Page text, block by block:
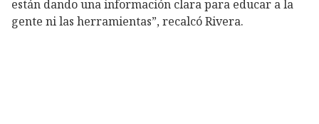
están dando una información clara para educar a la
gente ni las herramientas”, recalcó Rivera.